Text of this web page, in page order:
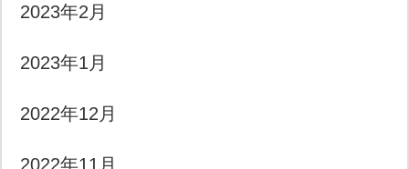
2023年2月
2023年1月
2022年12月
2022年11月